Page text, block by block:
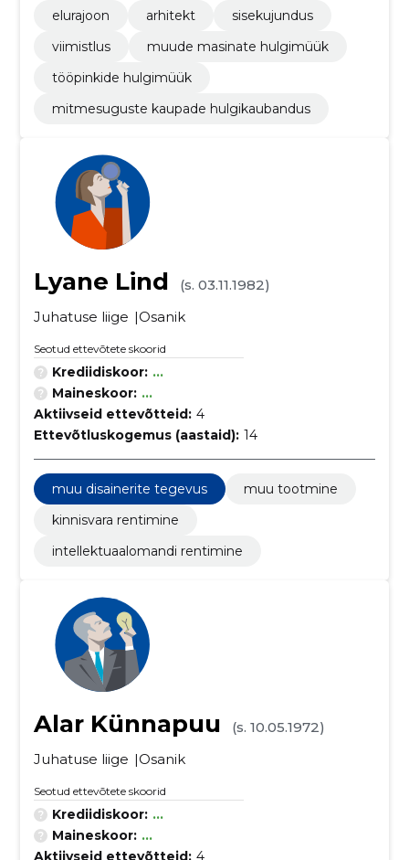
elurajoon
arhitekt
sisekujundus
viimistlus
muude masinate hulgimüük
tööpinkide hulgimüük
mitmesuguste kaupade hulgikaubandus
Lyane Lind
(s. 03.11.1982)
Juhatuse liige
Osanik
Seotud ettevõtete skoorid
Krediidiskoor: ...
Maineskoor: ...
Aktiivseid ettevõtteid: 4
Ettevõtluskogemus (aastaid): 14
muu disainerite tegevus
muu tootmine
kinnisvara rentimine
intellektuaalomandi rentimine
Alar Künnapuu
(s. 10.05.1972)
Juhatuse liige
Osanik
Seotud ettevõtete skoorid
Krediidiskoor: ...
Maineskoor: ...
Aktiivseid ettevõtteid: 4